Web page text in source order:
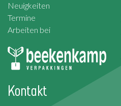
Neuigkeiten
Termine
Arbeiten bei
Kontakt